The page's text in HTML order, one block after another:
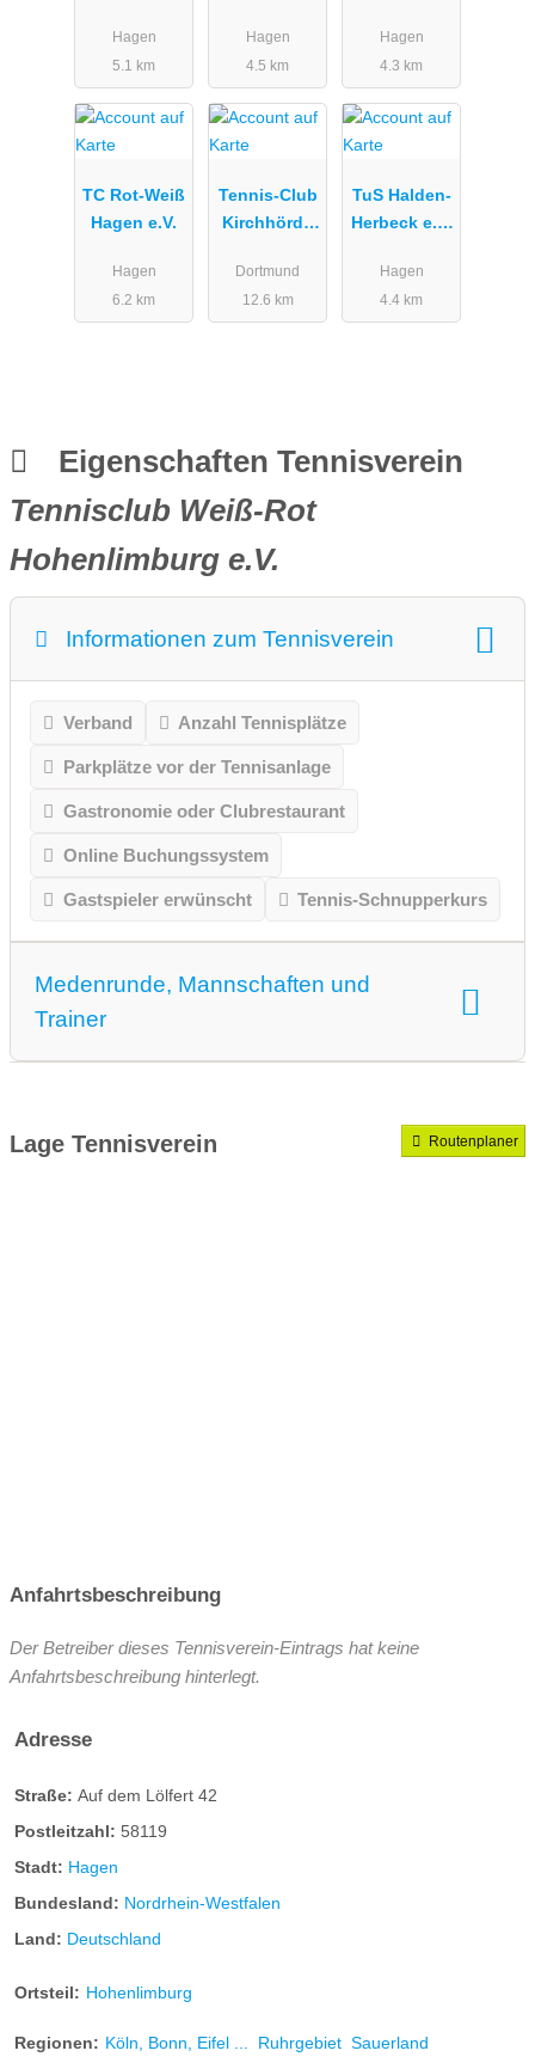
e.V.
Hagen
5.1 km
als nur ein
Tennisverein
Hagen
4.5 km
Hagen
4.3 km
TC Rot-Weiß
Hagen e.V.
Hagen
6.2 km
Tennis-Club
Kirchhörde
Dortmund
12.6 km
TuS Halden-
Herbeck e.V.
ung
Hagen
4.4 km
Eigenschaften Tennisverein
Tennisclub Weiß-Rot
Hohenlimburg e.V.
Informationen zum Tennisverein
Verband Anzahl Tennisplätze
Parkplätze vor der Tennisanlage
Gastronomie oder Clubrestaurant
Online Buchungssystem
Gastspieler erwünscht Tennis-Schnupperkurs
Medenrunde, Mannschaften und
Trainer
Lage Tennisverein Routenplaner
Anfahrtsbeschreibung
Der Betreiber dieses Tennisverein-Eintrags hat keine
Anfahrtsbeschreibung hinterlegt.
Adresse
Straße: Auf dem Lölfert 42
Postleitzahl: 58119
Stadt: Hagen
Bundesland: Nordrhein-Westfalen
Land: Deutschland
Ortsteil: Hohenlimburg
Regionen: Köln, Bonn, Eifel ... Ruhrgebiet Sauerland